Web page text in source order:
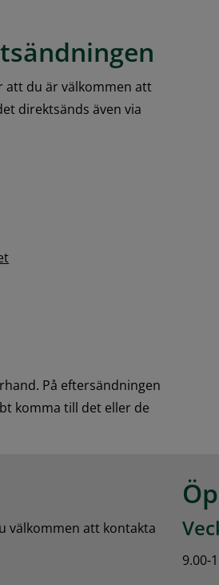
att du är välkommen att
direktsänds även via
På eftersändningen
komma till det eller de
välkommen att kontakta
9.00-